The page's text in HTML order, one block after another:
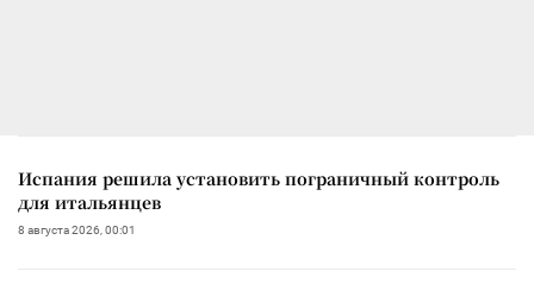
Испания решила установить пограничный контроль
для итальянцев
8 августа 2026, 00:01